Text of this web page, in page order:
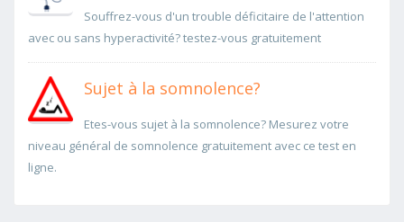
Souffrez-vous d'un trouble déficitaire de l'attention
avec ou sans hyperactivité? testez-vous gratuitement
Sujet à la somnolence?
Etes-vous sujet à la somnolence? Mesurez votre
niveau général de somnolence gratuitement avec ce test en
ligne.